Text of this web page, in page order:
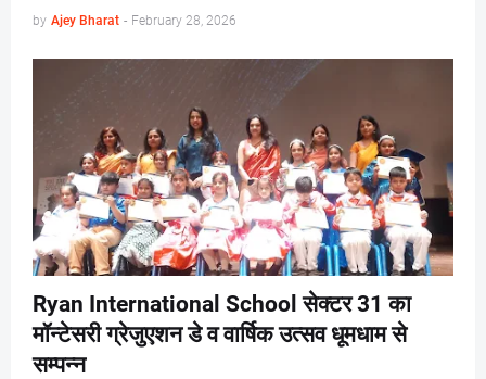
by Ajey Bharat - February 28, 2026
Ryan International School सेक्टर 31 का
मॉन्टेसरी ग्रेजुएशन डे व वार्षिक उत्सव धूमधाम से
सम्पन्न